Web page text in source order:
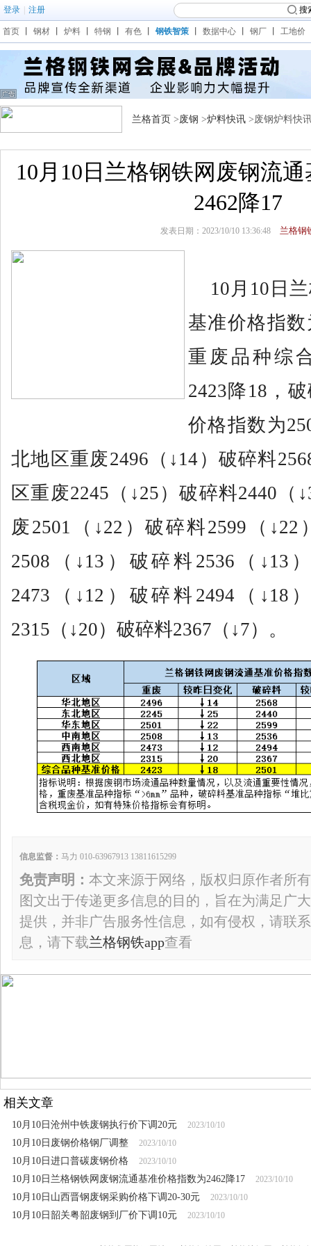
登录 注册 搜
首页 钢材 炉料 特钢 有色 钢铁智策 数据中心 钢厂 工地价
兰格首页 >废钢 >炉料快讯 >废钢炉料快
10月10日兰格钢铁网废钢流
2462降17
发表日期：2023/10/10 13:36:48兰格钢
10月10日
基准价格指数
重废品种综
2423降18，
价格指数为
北地区重废2496（↓14）破碎料
区重废2245（↓25）破碎料2440（
废2501（↓22）破碎料2599（
2508（↓13）破碎料2536（↓13
2473（↓12）破碎料2494（↓18
2315（↓20）破碎料2367（↓7）。
信息监督： 马力 010-63967913 13811615299
免责声明： 本文来源于网络，版权归原作者所
图文出于传递更多信息的目的，旨在为满足广
提供，并非广告服务性信息，如有侵权，请联
息，请下载兰格钢铁app查看
相关文章
10月10日沧州中铁废钢执行价下调20元 2023/10/10
10月10日废钢价格钢厂调整 2023/10/10
10月10日进口普碳废钢价格 2023/10/10
10月10日兰格钢铁网废钢流通基准价格指数为2462降17 2023/10/10
10月10日山西晋钢废钢采购价格下调20-30元 2023/10/10
10月10日韶关粤韶废钢到厂价下调10元 2023/10/10